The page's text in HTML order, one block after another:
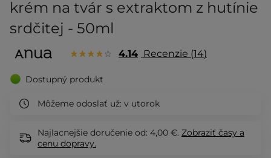
krém na tvár s extraktom z hutínie
srdčitej - 50ml
4.14 Recenzie 14
Dostupný produkt
Môžeme odoslať už: v utorok
Najlacnejšie doručenie od: 4,00 €. Zobraziť časy a
cenu dopravy.